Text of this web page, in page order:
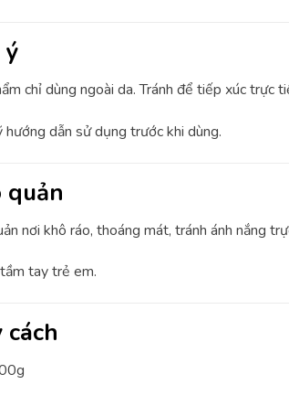
ý
chỉ dùng ngoài da. Tránh để tiếp xúc trực
dẫn sử dụng trước khi dùng.
quản
nơi khô ráo, thoáng mát, tránh ánh nắng
tay trẻ em.
cách